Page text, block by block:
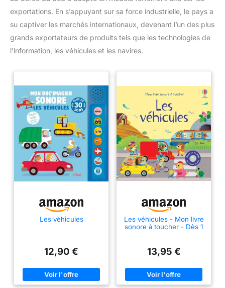
exportations. En s’appuyant sur sa force industrielle, le pays a
su captiver les marchés internationaux, devenant l’un des plus
grands exportateurs de produits tels que les technologies de
l’information, les véhicules et les navires.
Les véhicules
12,90 €
Les véhicules - Mon livre
sonore à toucher - Dès 1
13,95 €